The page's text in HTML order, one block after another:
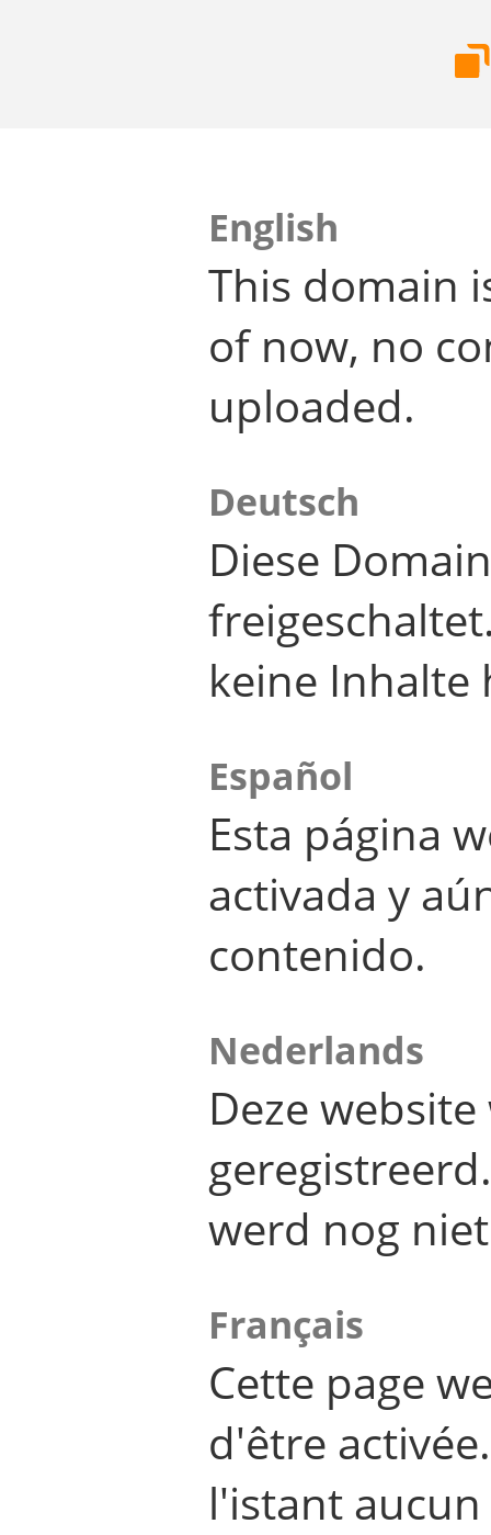
English
This domain
of now, no
uploaded.
Deutsch
Diese
keine Inhalte
Español
Esta página
activada y
contenido.
Nederlands
Deze
werd nog
Français
Cette page
d'être
l'istant